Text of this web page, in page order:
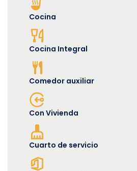
Cocina
Cocina Integral
Comedor auxiliar
Con Vivienda
Cuarto de servicio